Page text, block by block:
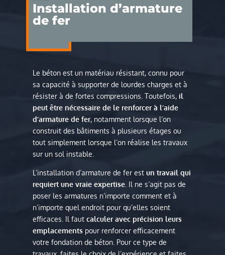
Installation d’armature
de fer
Le béton est un matériau résistant, connu pour
sa capacité à supporter de lourdes charges et à
résister à de fortes compressions. Toutefois, il
peut être nécessaire de le renforcer à l’aide
d’armature de fer, notamment lorsque l’on
construit des bâtiments à plusieurs étages ou
tout simplement lorsque l’on réalise les travaux
sur un sol instable.
L’installation d’armature de fer est un travail qui
requiert une vraie expertise. Il ne s’agit pas de
poser les armatures n’importe comment et à
n’importe quel endroit pour qu’elles soient
efficaces. Il faut calculer avec précision leurs
emplacementspour renforcer efficacement
votre fondation de béton. Pour ce type de